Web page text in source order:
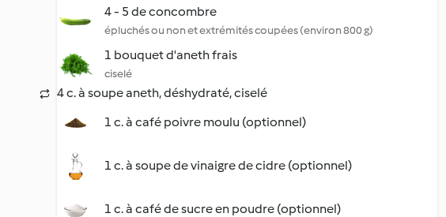
4 - 5 de concombre
épluchés ou non et extrémités coupées (environ 800 g)
1 bouquet d'aneth frais
ciselé
4 c. à soupe aneth, déshydraté, ciselé
1 c. à café poivre moulu (optionnel)
1 c. à soupe de vinaigre de cidre (optionnel)
1 c. à café de sucre en poudre (optionnel)